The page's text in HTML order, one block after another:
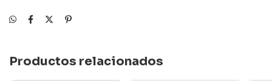
Productos relacionados